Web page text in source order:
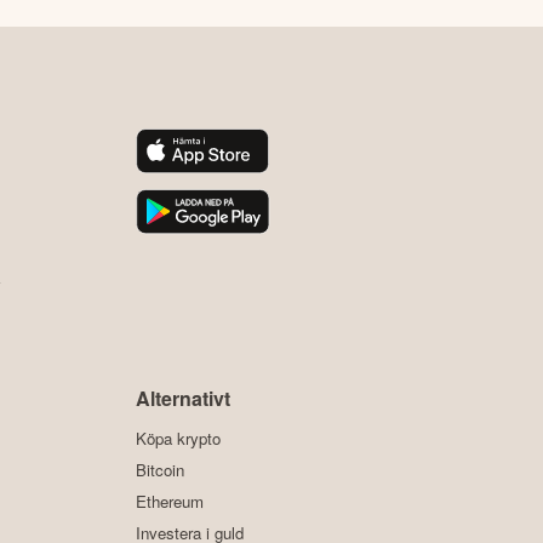
Alternativt
Köpa krypto
Bitcoin
Ethereum
Investera i guld